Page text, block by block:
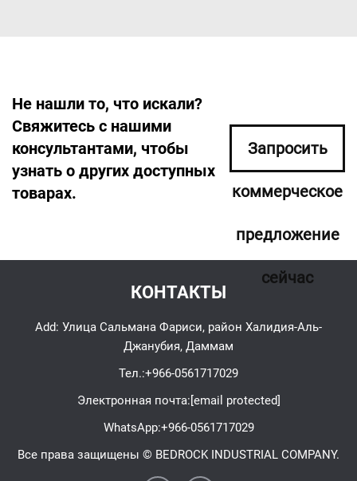
Не нашли то, что искали?
Свяжитесь с нашими
консультантами, чтобы
узнать о других доступных
товарах.
Запросить
коммерческое
предложение
сейчас
КОНТАКТЫ
Add: Улица Сальмана Фариси, район Халидия-Аль-
Джанубия, Даммам
Тел.:+966-0561717029
Электронная почта:[email protected]
WhatsApp:+966-0561717029
Все права защищены © BEDROCK INDUSTRIAL COMPANY.